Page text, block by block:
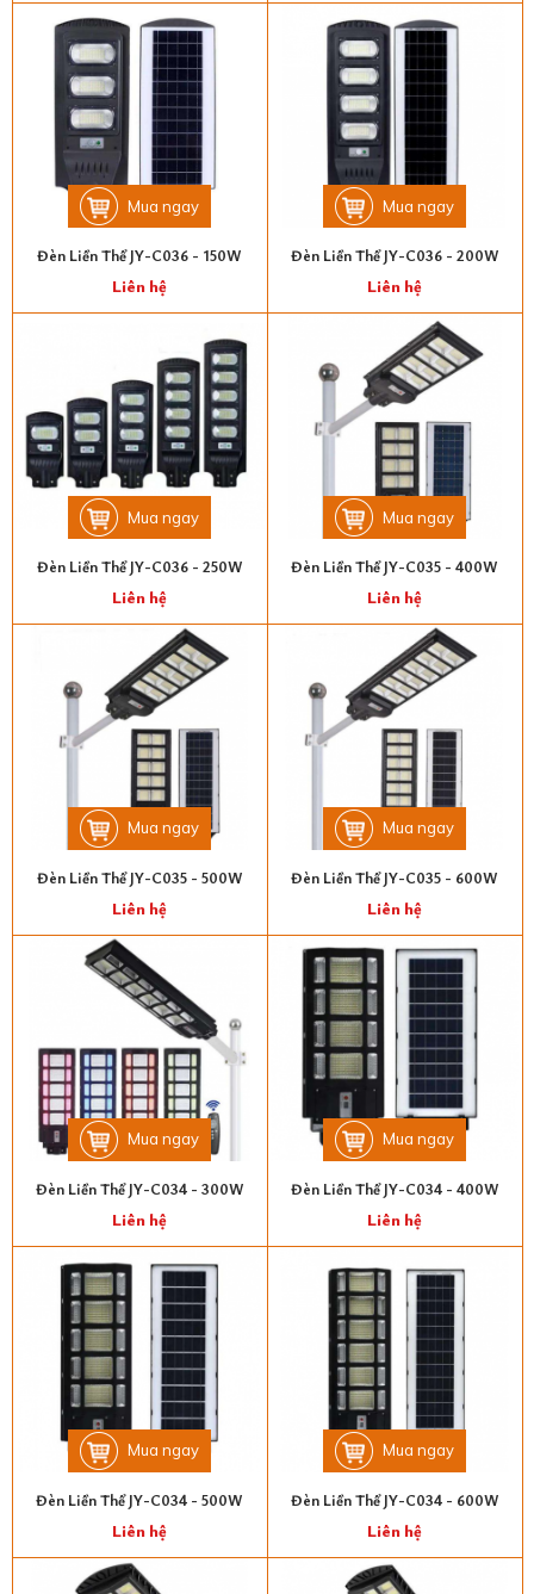
Mua ngay
Đèn Liền Thể JY-C036 - 150W
Liên hệ
Mua ngay
Đèn Liền Thể JY-C036 - 200W
Liên hệ
Mua ngay
Đèn Liền Thể JY-C036 - 250W
Liên hệ
Mua ngay
Đèn Liền Thể JY-C035 - 400W
Liên hệ
Mua ngay
Đèn Liền Thể JY-C035 - 500W
Liên hệ
Mua ngay
Đèn Liền Thể JY-C035 - 600W
Liên hệ
Mua ngay
Đèn Liền Thể JY-C034 - 300W
Liên hệ
Mua ngay
Đèn Liền Thể JY-C034 - 400W
Liên hệ
Mua ngay
Đèn Liền Thể JY-C034 - 500W
Liên hệ
Mua ngay
Đèn Liền Thể JY-C034 - 600W
Liên hệ